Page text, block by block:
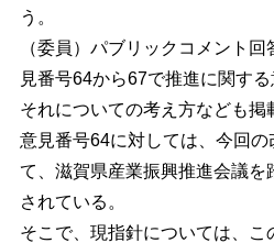
う。
（委員）パブリックコメント
見番号64から67で推進に関す
それについての考え方なども掲
意見番号64に対しては、今回
て、滋賀県産業振興推進会議を
されている。
そこで、現指針については、